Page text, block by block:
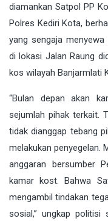
diamankan Satpol PP
Polres Kediri Kota,
yang sengaja
di lokasi Jalan Raung
kos wilayah Banjarmlati
“Bulan depan akan
sejumlah pihak terkait.
tidak dianggap tebang
melakukan penyegelan.
anggaran bersumber
kamar kost. Bahwa
mengambil tindakan
sosial,” ungkap politisi